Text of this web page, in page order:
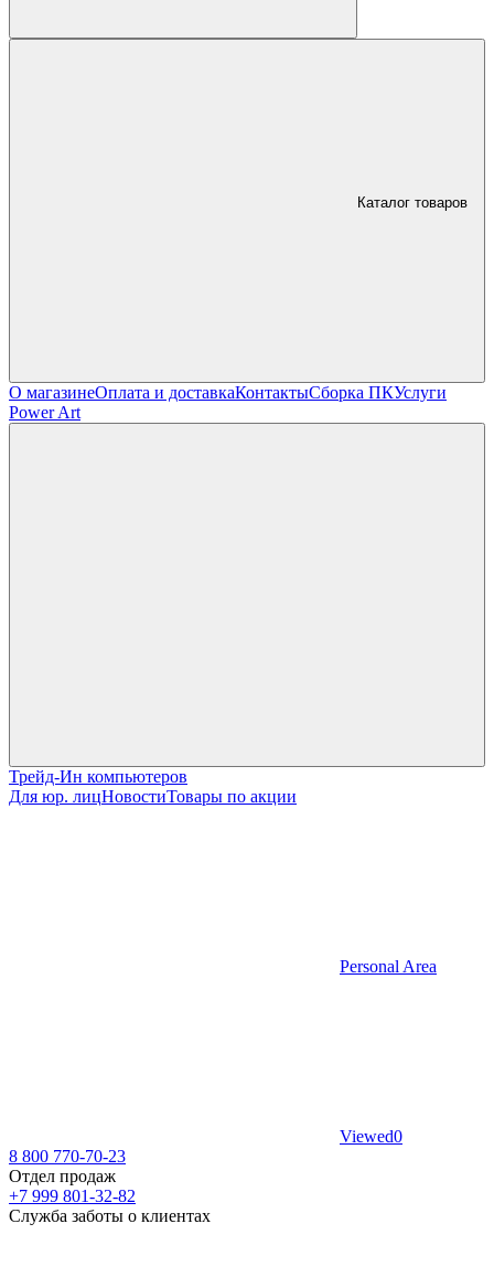
Каталог товаров
О магазинеОплата и доставкаКонтактыСборка ПКУслуги
Power Art
Трейд-Ин компьютеров
Для юр. лицНовостиТовары по акции
Personal Area
Viewed0
8 800 770-70-23
Отдел продаж
+7 999 801-32-82
Служба заботы о клиентах